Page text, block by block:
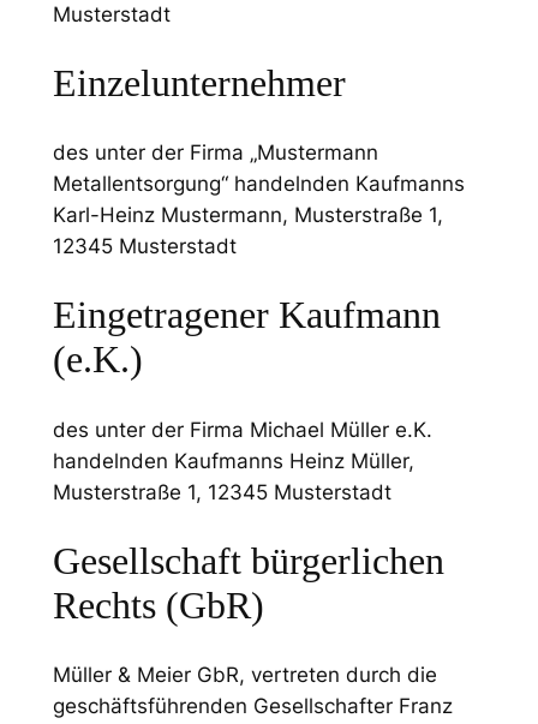
Musterstadt
Einzelunternehmer
des unter der Firma „Mustermann
Metallentsorgung“ handelnden Kaufmanns
Karl-Heinz Mustermann, Musterstraße 1,
12345 Musterstadt
Eingetragener Kaufmann
(e.K.)
des unter der Firma Michael Müller e.K.
handelnden Kaufmanns Heinz Müller,
Musterstraße 1, 12345 Musterstadt
Gesellschaft bürgerlichen
Rechts (GbR)
Müller & Meier GbR, vertreten durch die
geschäftsführenden Gesellschafter Franz